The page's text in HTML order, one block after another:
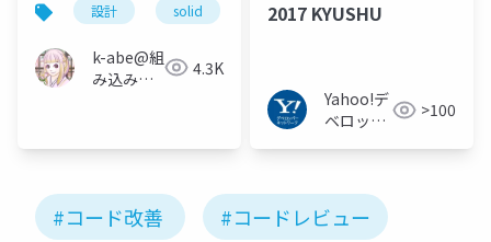
responsibility
principle)
設計 solid 単一責務の原則
k-abe@組
み込みソ
4.3K
2017 KYUSHU
Yahoo!デ
ベロッパ
>100
#コード改善 #コードレビュー